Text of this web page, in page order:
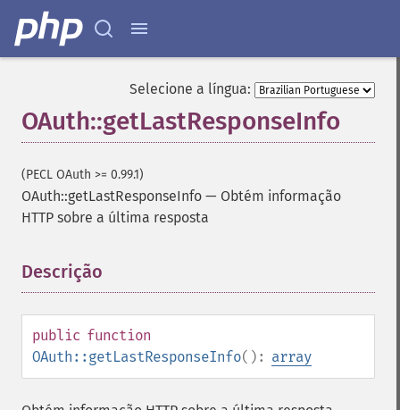
Selecione a língua:
OAuth::getLastResponseInfo
(PECL OAuth >= 0.99.1)
OAuth::getLastResponseInfo — Obtém informação
HTTP sobre a última resposta
Descrição
public function
OAuth::getLastResponseInfo(): array